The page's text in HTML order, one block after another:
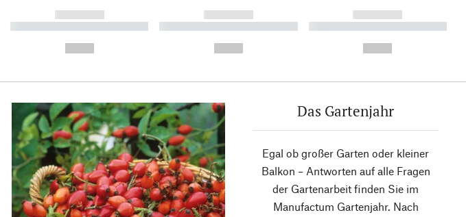
------------
----------- ----------- ----------
------------
----------- ----------- ----------
------------
----------- ----------- ----------
Das Gartenjahr
Egal ob großer Garten oder kleiner
Balkon – Antworten auf alle Fragen
der Gartenarbeit finden Sie im
Manufactum Gartenjahr. Nach